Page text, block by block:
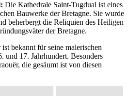
Die Kathedrale Saint-Tugdual ist eines
Bauwerke der Bretagne. Sie wurde
beherbergt die Reliquien des Heiligen
der Bretagne.
ist bekannt für seine malerischen
und 17. Jahrhundert. Besonders
die gesäumt ist von diesen